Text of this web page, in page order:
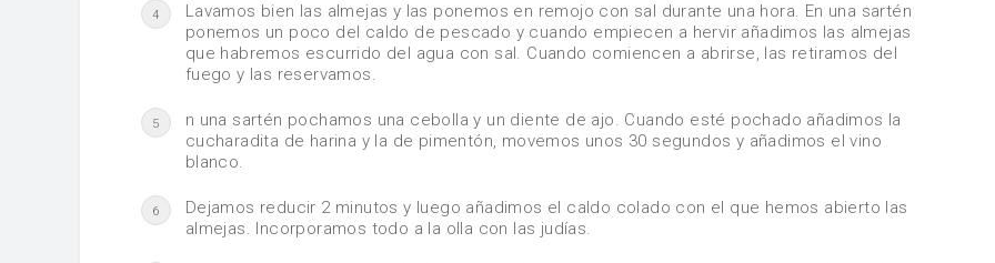
4
Lavamos bien las almejas y las ponemos en remojo con sal durante una hora. En una sartén
ponemos un poco del caldo de pescado y cuando empiecen a hervir añadimos las almejas
que habremos escurrido del agua con sal. Cuando comiencen a abrirse, las retiramos del
fuego y las reservamos.
5
n una sartén pochamos una cebolla y un diente de ajo. Cuando esté pochado añadimos la
cucharadita de harina y la de pimentón, movemos unos 30 segundos y añadimos el vino
blanco.
6
Dejamos reducir 2 minutos y luego añadimos el caldo colado con el que hemos abierto las
almejas. Incorporamos todo a la olla con las judías.